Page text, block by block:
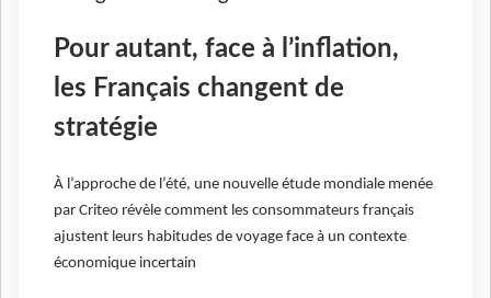
Pour autant, face à l’inflation,
les Français changent de
stratégie
À l’approche de l’été, une nouvelle étude mondiale menée
par Criteo révèle comment les consommateurs français
ajustent leurs habitudes de voyage face à un contexte
économique incertain